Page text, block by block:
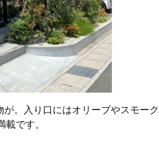
。入り口にはオリーブやスモーク
です。